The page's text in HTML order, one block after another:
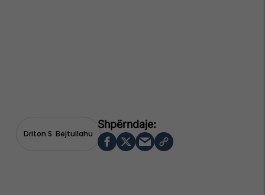
Driton S. Bejtullahu